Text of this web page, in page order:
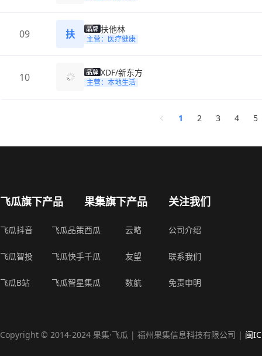
09 扶 扶他林
主营：医疗健康
10 XDF/新东方
主营：本地生活
1 2 3 4 5
飞瓜旗下产品
飞瓜抖音 飞瓜品策
飞瓜智投 飞瓜快手
飞瓜B站 飞瓜智星
果集旗下产品
西瓜 云略
千瓜 友望
集瓜 数航
关注我们
公司介绍
联系我们
免责申明
Copyright © 2014-2024 果集·飞瓜 | 福州果集信息科技有限公司 | 闽